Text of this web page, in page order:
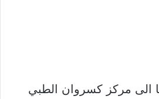
الى مركز كسروان الطبي